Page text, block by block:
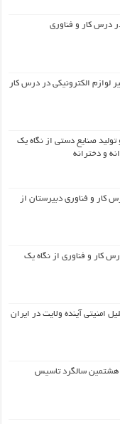
درس کار و فناوری
لوازم الکترونیکی در درس کار
صنایع دستی از نگاه یک
و دخترانه
و فناوری دبیرستان از
کار و فناوری از نگاه یک
امنیتی آینده ولایت در ایران
سالگرد تاسیس